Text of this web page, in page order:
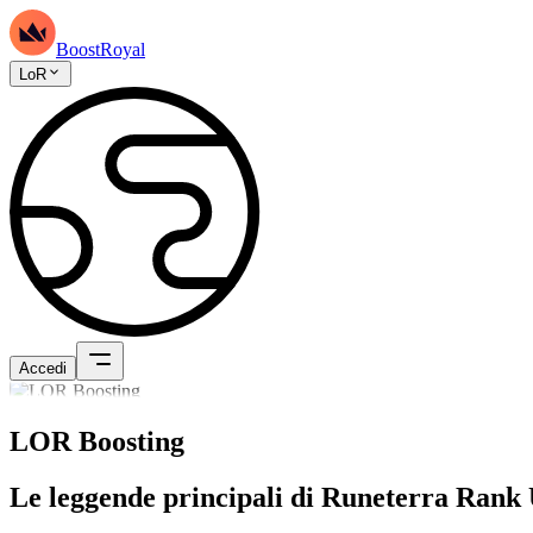
BoostRoyal
LoR
Accedi
LOR Boosting
Le leggende principali di Runeterra Rank